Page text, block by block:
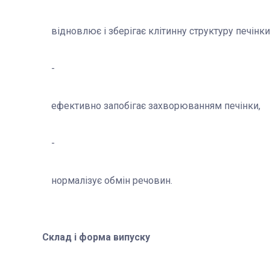
відновлює і зберігає клітинну структуру
ефективно запобігає захворюванням печінки,
нормалізує обмін речовин.
Склад і форма випуску